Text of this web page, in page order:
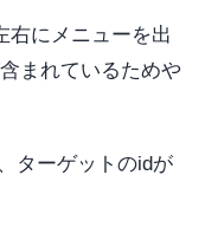
右にメニューを出
まれているためや
ターゲットのidが